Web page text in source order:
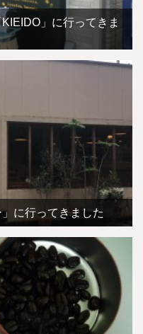
」に行ってきま
に行ってきました